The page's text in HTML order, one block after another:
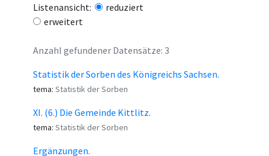
Listenansicht:
reduziert
erweitert
Anzahl gefundener Datensätze: 3
Statistik der Sorben des Königreichs Sachsen.
tema: Statistik der Sorben
XI. (6.) Die Gemeinde Kittlitz.
tema: Statistik der Sorben
Ergänzungen.